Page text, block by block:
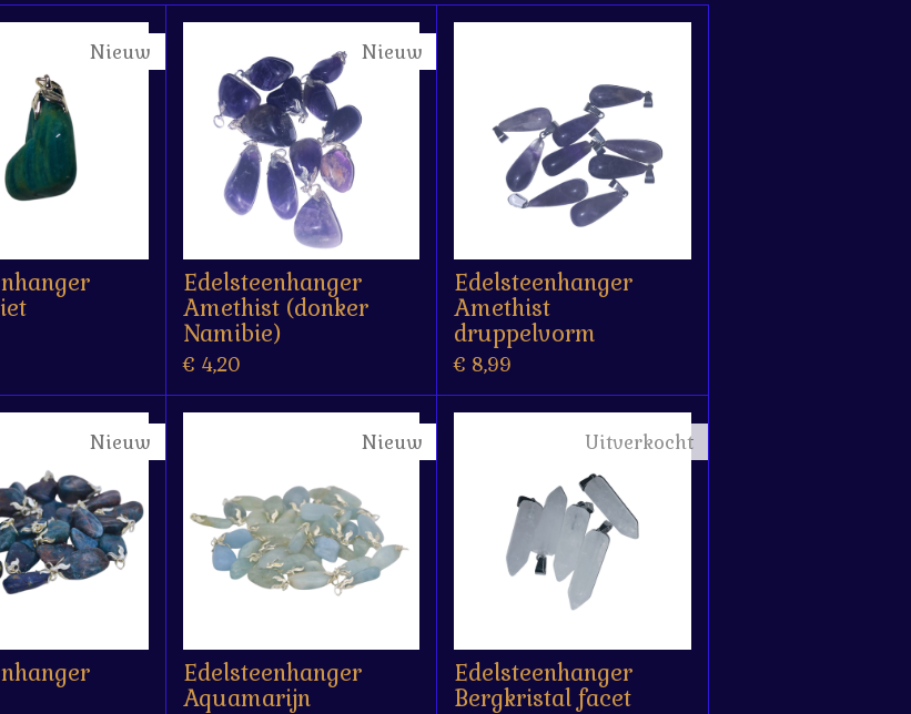
Nieuw Nieuw
Edelsteenhanger
Amethist (donker
Namibie)
€ 4,20
Edelsteenhanger
Amethist
druppelvorm
€ 8,99
Nieuw Nieuw
Edelsteenhanger
Aquamarijn
Uitverkocht
Edelsteenhanger
Bergkristal facet